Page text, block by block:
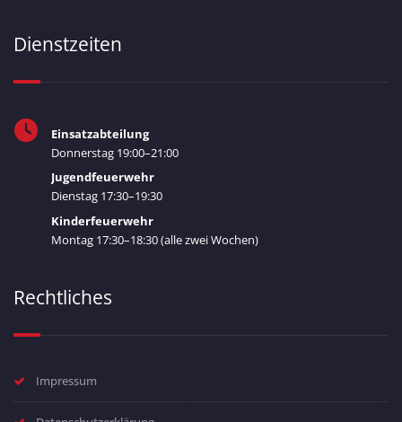
Dienstzeiten
Einsatzabteilung
Donnerstag 19:00–21:00
Jugendfeuerwehr
Dienstag 17:30–19:30
Kinderfeuerwehr
Montag 17:30–18:30 (alle zwei Wochen)
Rechtliches
Impressum